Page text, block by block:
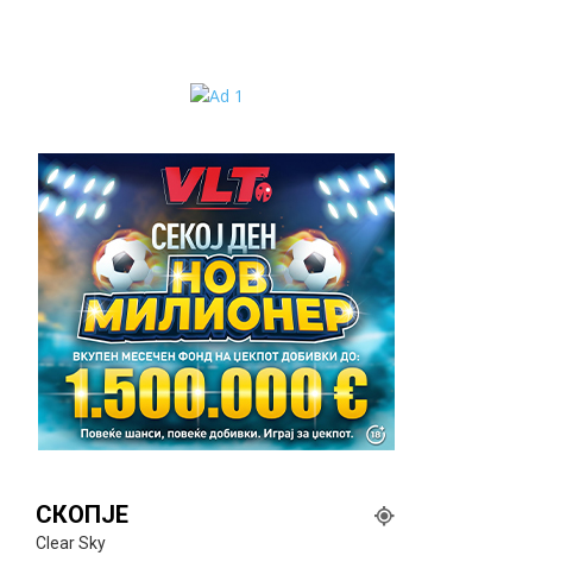
СКОПЈЕ
Clear Sky